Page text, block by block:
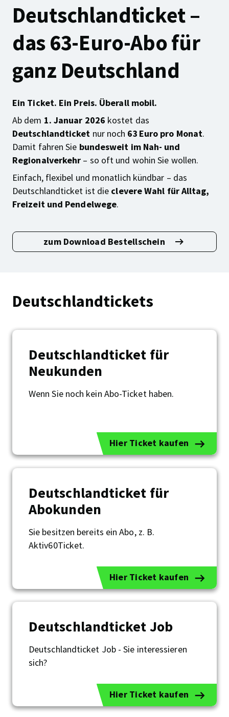
Deutschlandticket –
das 63-Euro-Abo für
ganz Deutschland
Ein Ticket. Ein Preis. Überall mobil.
Ab dem 1. Januar 2026 kostet das
Deutschlandticket nur noch 63 Euro pro Monat.
Damit fahren Sie bundesweit im Nah- und
Regionalverkehr – so oft und wohin Sie wollen.
Einfach, flexibel und monatlich kündbar – das
Deutschlandticket ist die clevere Wahl für Alltag,
Freizeit und Pendelwege.
zum Download Bestellschein
Deutschlandticket
–
Abo
für
Deutschland
Deutschlandtickets
Deutschlandticket für
Neukunden
Wenn Sie noch kein Abo-Ticket haben.
Hier Ticket kaufen
Deutschlandticket
Deutschlandticket für
Abokunden
Sie besitzen bereits ein Abo, z. B.
Aktiv60Ticket.
Hier Ticket kaufen
Deutschlandticket
Deutschlandticket Job
Deutschlandticket Job - Sie interessieren
sich?
Hier Ticket kaufen